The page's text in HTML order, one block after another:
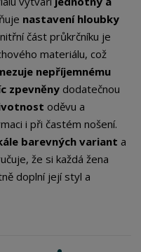
nastavení hloubky
část průkrčníku je
materiálu, což
nepříjemnému
zpevněny dodatečnou
oděvu a
i při častém nošení.
barevných variant a
že si každá žena
doplní její styl a